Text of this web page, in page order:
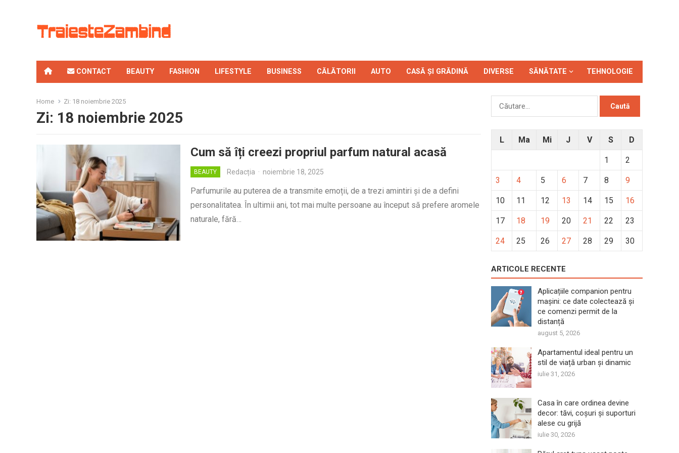
CONTACT BEAUTY FASHION LIFESTYLE BUSINESS CĂLĂTORII AUTO CASĂ ȘI GRĂDINĂ DIVERSE SĂNĂTATE TEHNOLOGIE
Home Zi: 18 noiembrie 2025
Zi: 18 noiembrie 2025
Cum să îți creezi propriul parfum natural acasă
BEAUTY Redacția · noiembrie 18, 2025
Parfumurile au puterea de a transmite emoții, de a trezi amintiri și de a defini
personalitatea. În ultimii ani, tot mai multe persoane au început să prefere aromele
naturale, fără…
Caută
L Ma Mi J V S D
1 2
3 4 5 6 7 8 9
10 11 12 13 14 15 16
17 18 19 20 21 22 23
24 25 26 27 28 29 30
ARTICOLE RECENTE
Aplicațiile companion pentru
mașini: ce date colectează și
ce comenzi permit de la
distanță
august 5, 2026
Apartamentul ideal pentru un
stil de viață urban și dinamic
iulie 31, 2026
Casa în care ordinea devine
decor: tăvi, coșuri și suporturi
alese cu grijă
iulie 30, 2026